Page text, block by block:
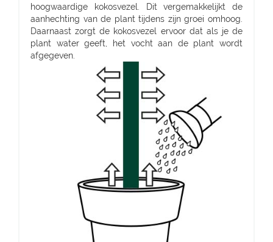
hoogwaardige kokosvezel. Dit vergemakkelijkt de
aanhechting van de plant tijdens zijn groei omhoog.
Daarnaast zorgt de kokosvezel ervoor dat als je de
plant water geeft, het vocht aan de plant wordt
afgegeven.